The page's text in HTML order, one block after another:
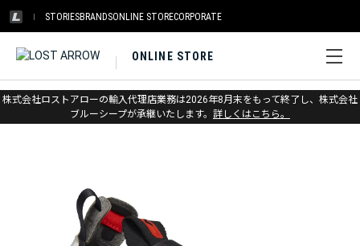
STORIESBRANDSONLINE STORECORPORATE
ONLINE STORE
株式会社ロストアローの輸入代理店業務は2026年8月末をもって終了し、株式会社
ブルーシープが承継いたします。 詳しくはこちら。
ホーム > ブラックダイヤモンド > シューズ > クライミングシューズ